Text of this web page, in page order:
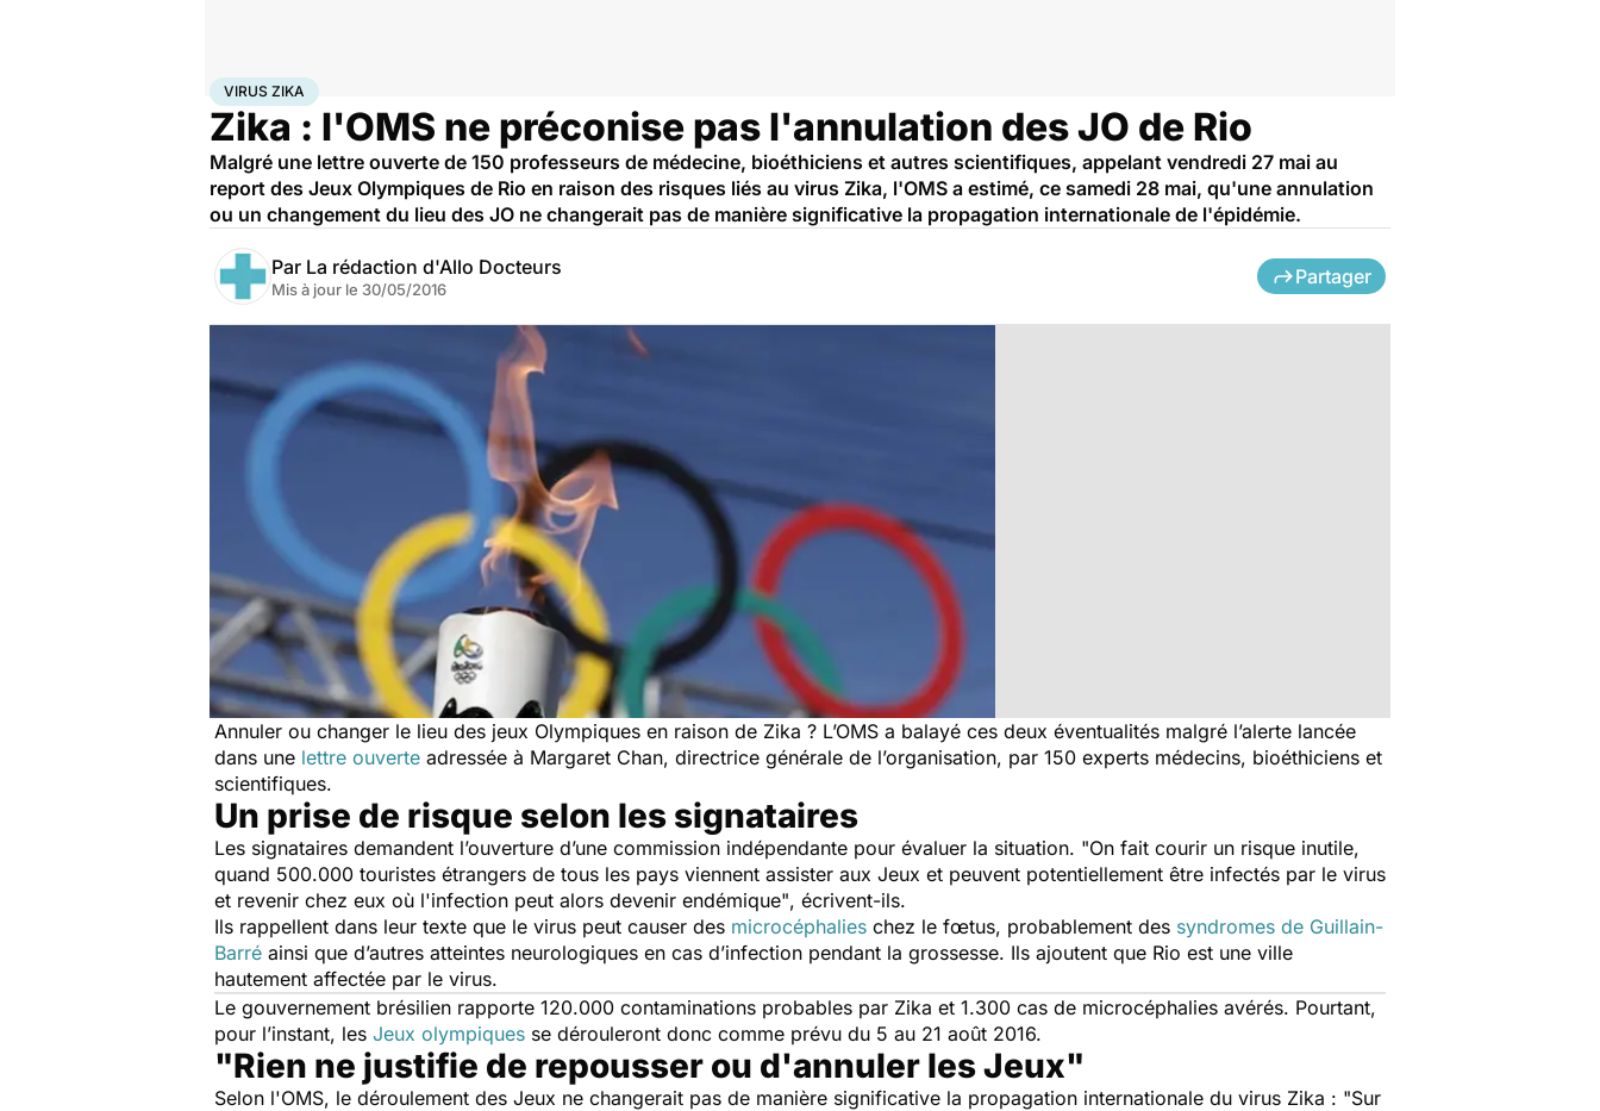
AccueilSantéVirus Zika
VIRUS ZIKA
Zika : l'OMS ne préconise pas l'annulation des JO de Rio
Malgré une lettre ouverte de 150 professeurs de médecine, bioéthiciens et autres scientifiques, appelant vendredi 27 mai au
report des Jeux Olympiques de Rio en raison des risques liés au virus Zika, l'OMS a estimé, ce samedi 28 mai, qu'une annulation
ou un changement du lieu des JO ne changerait pas de manière significative la propagation internationale de l'épidémie.
Par La rédaction d'Allo Docteurs
Mis à jour le 30/05/2016
Partager
Annuler ou changer le lieu des jeux Olympiques en raison de Zika ? L’OMS a balayé ces deux éventualités malgré l’alerte lancée
dans une lettre ouverte adressée à Margaret Chan, directrice générale de l’organisation, par 150 experts médecins, bioéthiciens et
scientifiques.
Un prise de risque selon les signataires
Les signataires demandent l’ouverture d’une commission indépendante pour évaluer la situation. "On fait courir un risque inutile,
quand 500.000 touristes étrangers de tous les pays viennent assister aux Jeux et peuvent potentiellement être infectés par le virus
et revenir chez eux où l'infection peut alors devenir endémique", écrivent-ils.
Ils rappellent dans leur texte que le virus peut causer des microcéphalies chez le fœtus, probablement des syndromes de Guillain-
Barré ainsi que d’autres atteintes neurologiques en cas d’infection pendant la grossesse. Ils ajoutent que Rio est une ville
hautement affectée par le virus.
Le gouvernement brésilien rapporte 120.000 contaminations probables par Zika et 1.300 cas de microcéphalies avérés. Pourtant,
pour l’instant, les Jeux olympiques se dérouleront donc comme prévu du 5 au 21 août 2016.
"Rien ne justifie de repousser ou d'annuler les Jeux"
Selon l'OMS, le déroulement des Jeux ne changerait pas de manière significative la propagation internationale du virus Zika : "Sur